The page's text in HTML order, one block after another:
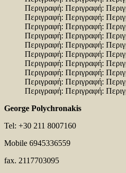
George Polychronakis
Tel: +30 211 8007160
Mobile 6945336559
fax. 2117703095